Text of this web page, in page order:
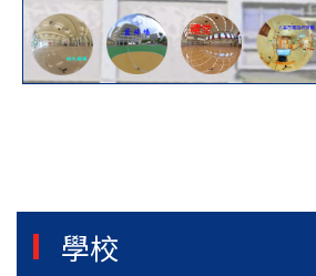
學校